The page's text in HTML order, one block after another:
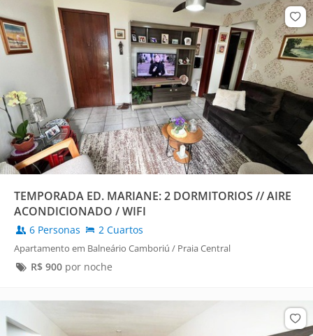
TEMPORADA ED. MARIANE: 2 DORMITORIOS // AIRE
ACONDICIONADO / WIFI
6 Personas 2 Cuartos
Apartamento em Balneário Camboriú / Praia Central
R$ 900por noche